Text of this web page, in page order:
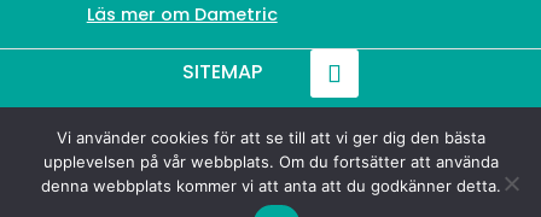
Läs mer om Dametric
SITEMAP
© 2021-2026 Dametric
Vi använder cookies för att se till att vi ger dig den bästa
upplevelsen på vår webbplats. Om du fortsätter att använda
denna webbplats kommer vi att anta att du godkänner detta.